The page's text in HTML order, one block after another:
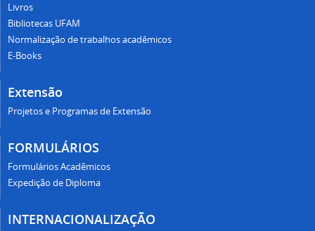
Livros
Bibliotecas UFAM
Normalização de trabalhos acadêmicos
E-Books
Extensão
Projetos e Programas de Extensão
FORMULÁRIOS
Formulários Acadêmicos
Expedição de Diploma
INTERNACIONALIZAÇÃO